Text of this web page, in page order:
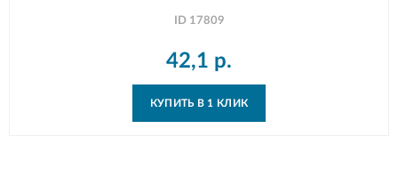
ID 17809
42,1 р.
КУПИТЬ В 1 КЛИК